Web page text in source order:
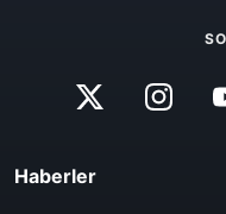
Haberler